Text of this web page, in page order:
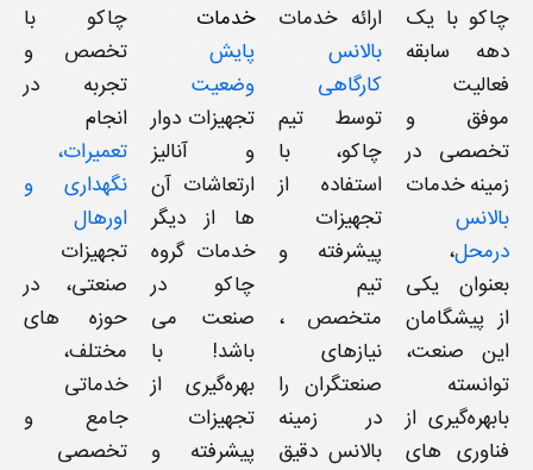
چاکو با یک
دهه سابقه‌
فعالیت
موفق و
تخصصی در
زمینه خدمات
بالانس
درمحل،
بعنوان یکی
از پیشگامان
این صنعت،
توانسته
بابهره‌گیری از
فناوری های
ارائه خدمات
بالانس
کارگاهی
توسط تیم
چاکو، با
استفاده از
تجهیزات
پیشرفته و
تیم
متخصص ،
نیازهای
صنعتگران را
در زمینه
بالانس دقیق
خدمات
پایش
وضعیت
تجهیزات دوار
و آنالیز
ارتعاشات آن
ها از دیگر
خدمات گروه
چاکو در
صنعت می
باشد! با
بهره‌گیری از
تجهیزات
پیشرفته و
چاکو با
تخصص و
تجربه در
انجام
تعمیرات،
نگهداری و
اورهال
تجهیزات
صنعتی، در
حوزه های
مختلف،
خدماتی
جامع و
تخصصی